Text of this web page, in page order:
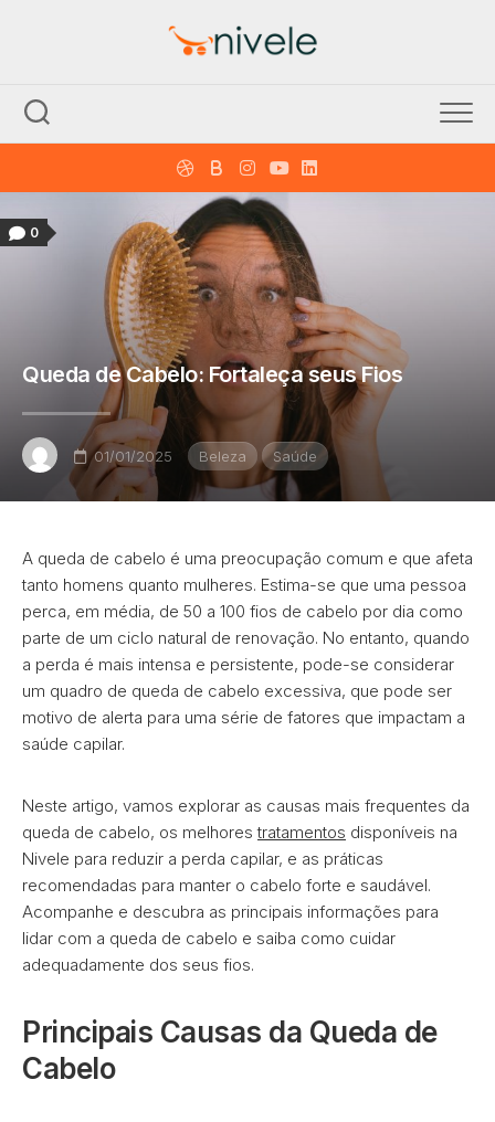
0
Queda de Cabelo: Fortaleça seus Fios
01/01/2025 Beleza Saúde
A queda de cabelo é uma preocupação comum e que afeta
tanto homens quanto mulheres. Estima-se que uma pessoa
perca, em média, de 50 a 100 fios de cabelo por dia como
parte de um ciclo natural de renovação. No entanto, quando
a perda é mais intensa e persistente, pode-se considerar
um quadro de queda de cabelo excessiva, que pode ser
motivo de alerta para uma série de fatores que impactam a
saúde capilar.
Neste artigo, vamos explorar as causas mais frequentes da
queda de cabelo, os melhorestratamentos disponíveis na
Nivele para reduzir a perda capilar, e as práticas
recomendadas para manter o cabelo forte e saudável.
Acompanhe e descubra as principais informações para
lidar com a queda de cabelo e saiba como cuidar
adequadamente dos seus fios.
Principais Causas da Queda de
Cabelo